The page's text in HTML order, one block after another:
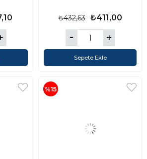
₺411,00
₺432,63
Sepete Ekle
%15